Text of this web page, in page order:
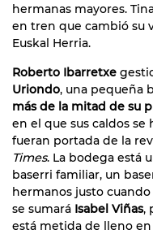
hermanas mayores.
en tren que cambió su
Euskal Herria.
Roberto Ibarretxe
Uriondo, una pequeña
más de la mitad de su
en el que sus caldos
fueran portada de la
Times. La bodega está
baserri familiar, un
hermanos justo
se sumará Isabel Viñas,
está metida de lleno